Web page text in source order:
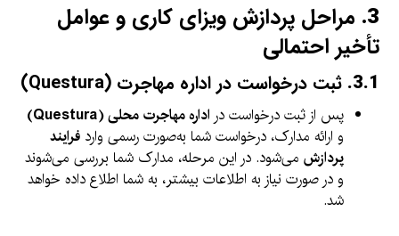
3. مراحل پردازش ویزای کاری و عوامل
تأخیر احتمالی
3.1. ثبت درخواست در اداره مهاجرت (Questura)
پس از ثبت درخواست در اداره مهاجرت محلی (Questura)
و ارائه مدارک، درخواست شما به‌صورت رسمی واردفرایند
پردازش می‌شود. در این مرحله، مدارک شما بررسی می‌شوند
و در صورت نیاز به اطلاعات بیشتر، به شما اطلاع داده خواهد
شد.